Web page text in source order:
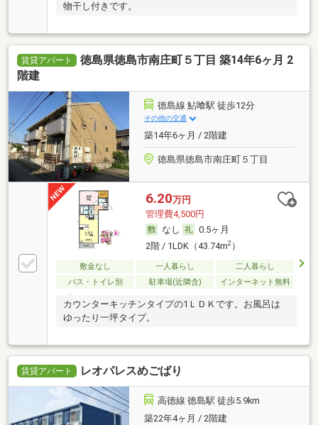
物干し付きです。
賃貸アパート
徳島県徳島市南庄町５丁目 築14年6ヶ月 2
階建
徳島線 鮎喰駅 徒歩12分
その他の交通
築14年6ヶ月 / 2階建
徳島県徳島市南庄町５丁目
6.20万円
管理費4,500円
なし
0.5ヶ月
2階 / 1LDK（43.74m2）
敷金なし 一人暮らし
二人暮らし
バス・トイレ別
駐車場(近隣含) インターネット無料
カウンターキッチンタイプの1ＬＤＫです。お風呂は
ゆったり一坪タイプ。
賃貸アパート レオパレスめごばり
高徳線 徳島駅 徒歩5.9km
築22年4ヶ月 / 2階建